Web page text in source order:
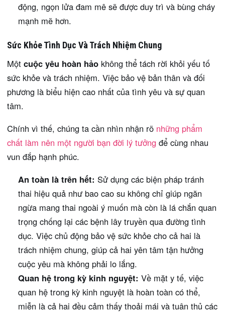
động, ngọn lửa đam mê sẽ được duy trì và bùng cháy
mạnh mẽ hơn.
Sức Khỏe Tình Dục Và Trách Nhiệm Chung
Một cuộc yêu hoàn hảo không thể tách rời khỏi yếu tố
sức khỏe và trách nhiệm. Việc bảo vệ bản thân và đối
phương là biểu hiện cao nhất của tình yêu và sự quan
tâm.
Chính vì thế, chúng ta cần nhìn nhận rõ những phẩm
chất làm nên một người bạn đời lý tưởng để cùng nhau
vun đắp hạnh phúc.
An toàn là trên hết: Sử dụng các biện pháp tránh
thai hiệu quả như bao cao su không chỉ giúp ngăn
ngừa mang thai ngoài ý muốn mà còn là lá chắn quan
trọng chống lại các bệnh lây truyền qua đường tình
dục. Việc chủ động bảo vệ sức khỏe cho cả hai là
trách nhiệm chung, giúp cả hai yên tâm tận hưởng
cuộc yêu mà không phải lo lắng.
Quan hệ trong kỳ kinh nguyệt: Về mặt y tế, việc
quan hệ trong kỳ kinh nguyệt là hoàn toàn có thể,
miễn là cả hai đều cảm thấy thoải mái và tuân thủ các